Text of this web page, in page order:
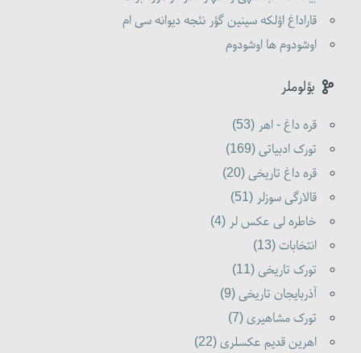
قاراداغ اؤلکه سینین گؤر نئجه دیوانه سی ام
اوشودوم ها اوشودوم
بؤلوملر
قره داغ - اهر (53)
تورک ادبیاتی (169)
قره داغ تاریخی (20)
قالارگی سوزلر (51)
خاطره لی عکس لر (4)
انتخابات (13)
تورک تاریخی (11)
آذربایجان تاریخی (9)
تورک مشاهیری (7)
اهرین قدیم عکسلری (22)